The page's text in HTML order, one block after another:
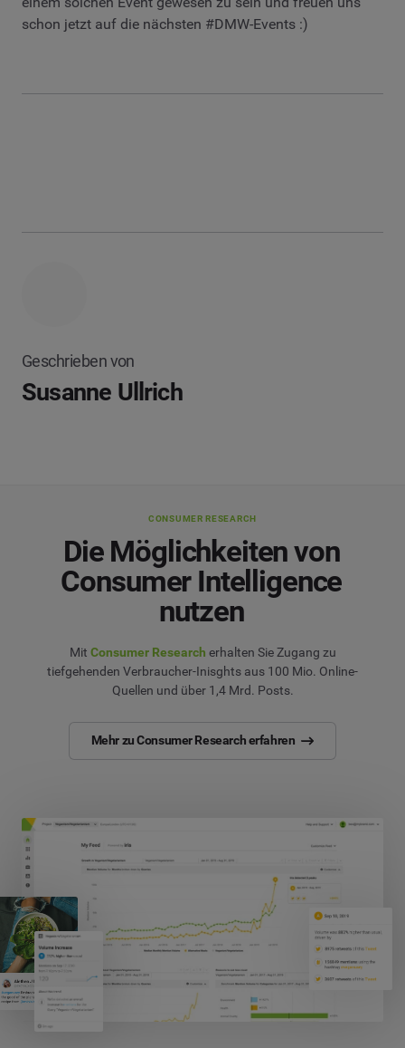
schon jetzt auf die nächsten #DMW-Events :)
Geschrieben von
Susanne Ullrich
CONSUMER RESEARCH
Die Möglichkeiten von
Consumer Intelligence
nutzen
Mit Consumer Research erhalten Sie Zugang zu
tiefgehenden Verbraucher-Inisghts aus 100 Mio. Online-
Quellen und über 1,4 Mrd. Posts.
Mehr zu Consumer Research erfahren